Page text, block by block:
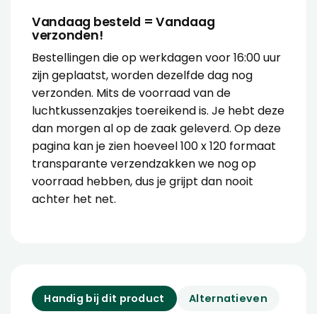
Vandaag besteld = Vandaag
verzonden!
Bestellingen die op werkdagen voor 16:00 uur
zijn geplaatst, worden dezelfde dag nog
verzonden. Mits de voorraad van de
luchtkussenzakjes toereikend is. Je hebt deze
dan morgen al op de zaak geleverd. Op deze
pagina kan je zien hoeveel 100 x 120 formaat
transparante verzendzakken we nog op
voorraad hebben, dus je grijpt dan nooit
achter het net.
Handig bij dit product Alternatieven